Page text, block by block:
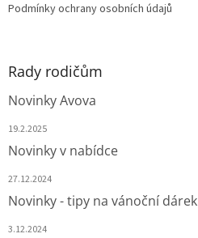
Podmínky ochrany osobních údajů
Rady rodičům
Novinky Avova
19.2.2025
Novinky v nabídce
27.12.2024
Novinky - tipy na vánoční dárek
3.12.2024